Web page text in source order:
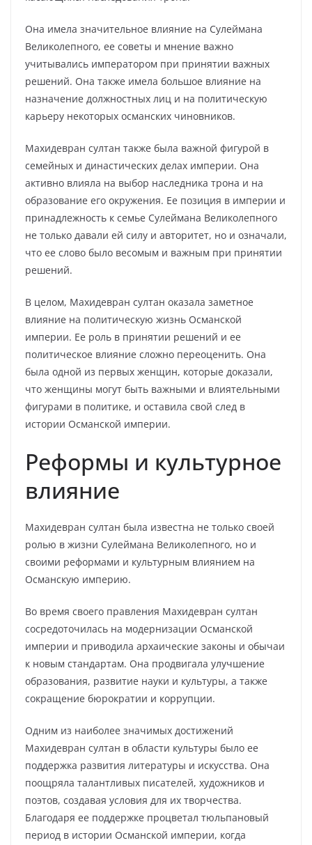
Она имела значительное влияние на Сулеймана
Великолепного, ее советы и мнение важно
учитывались императором при принятии важных
решений. Она также имела большое влияние на
назначение должностных лиц и на политическую
карьеру некоторых османских чиновников.
Махидевран султан также была важной фигурой в
семейных и династических делах империи. Она
активно влияла на выбор наследника трона и на
образование его окружения. Ее позиция в империи и
принадлежность к семье Сулеймана Великолепного
не только давали ей силу и авторитет, но и означали,
что ее слово было весомым и важным при принятии
решений.
В целом, Махидевран султан оказала заметное
влияние на политическую жизнь Османской
империи. Ее роль в принятии решений и ее
политическое влияние сложно переоценить. Она
была одной из первых женщин, которые доказали,
что женщины могут быть важными и влиятельными
фигурами в политике, и оставила свой след в
истории Османской империи.
Реформы и культурное
влияние
Махидевран султан была известна не только своей
ролью в жизни Сулеймана Великолепного, но и
своими реформами и культурным влиянием на
Османскую империю.
Во время своего правления Махидевран султан
сосредоточилась на модернизации Османской
империи и приводила архаические законы и обычаи
к новым стандартам. Она продвигала улучшение
образования, развитие науки и культуры, а также
сокращение бюрократии и коррупции.
Одним из наиболее значимых достижений
Махидевран султан в области культуры было ее
поддержка развития литературы и искусства. Она
поощряла талантливых писателей, художников и
поэтов, создавая условия для их творчества.
Благодаря ее поддержке процветал тюльпановый
период в истории Османской империи, когда